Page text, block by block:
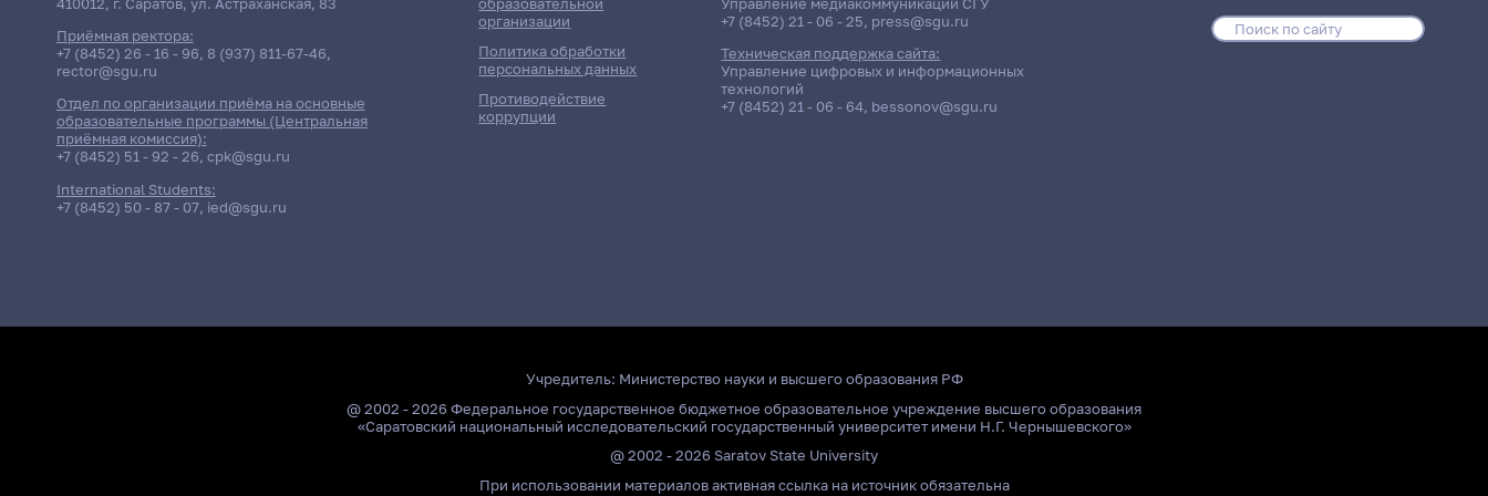
Приёмная ректора:
+7 (8452) 26 - 16 - 96, 8 (937) 811-67-46,
rector@sgu.ru
Отдел по организации приёма на основные
образовательные программы (Центральная
приёмная комиссия):
+7 (8452) 51 - 92 - 26, cpk@sgu.ru
International Students:
+7 (8452) 50 - 87 - 07, ied@sgu.ru
организации
Политика обработки
персональных данных
Противодействие
коррупции
+7 (8452) 21 - 06 - 25, press@sgu.ru
Техническая поддержка сайта:
Управление цифровых и информационных
технологий
+7 (8452) 21 - 06 - 64, bessonov@sgu.ru
Учредитель: Министерство науки и высшего образования РФ
@ 2002 - 2026 Федеральное государственное бюджетное образовательное учреждение высшего образования
«Саратовский национальный исследовательский государственный университет имени Н.Г. Чернышевского»
@ 2002 - 2026 Saratov State University
При использовании материалов активная ссылка на источник обязательна